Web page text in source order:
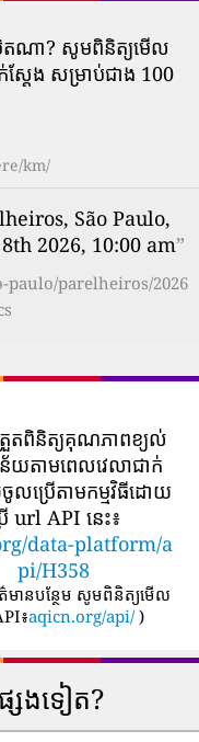
ត​ណា? សូមពិនិត្យមើល
តែង សម្រាប់ជាង 100
km/
São Paulo,
2026, 10:00 am”
paulo/parelheiros/2026
រួតពិនិត្យគុណភាពខ្យល់
ន័យតាមពេលវេលាជាក់
ចូលប្រើតាមកម្មវិធីដោយ
ើ url API នេះ៖
data-platform/a
pi/H358
មានបន្ថែម សូមពិនិត្យមើល
៖aqicn.org/api/ )
េងទៀត?